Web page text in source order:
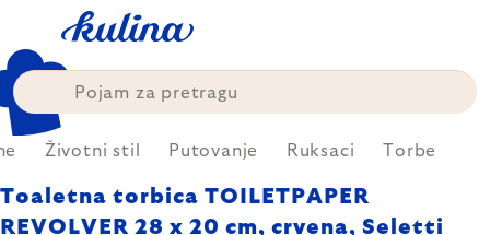
content
Životni stil Putovanje Ruksaci Torbe
Toaletna torbica TOILETPAPER
REVOLVER 28 x 20 cm, crvena, Seletti